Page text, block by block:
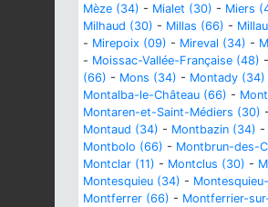
Mèze (34) - Mialet (30) - Miers
Milhaud (30) - Millas (66) -
- Mirepoix (09) - Mireval (34) -
- Moissac-Vallée-Française (48) -
(66) - Mons (34) - Montady (34)
Montalba-le-Château (66) -
Montaren-et-Saint-Médiers (30) -
Montaud (34) - Montbazin (34) -
Montbolo (66) - Montbrun-des-
Montclar (11) - Montclus (30) -
Montesquieu (34) -
Montferrer (66) - Montferrier-